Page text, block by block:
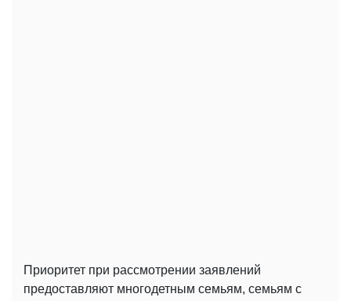
Приоритет при рассмотрении заявлений
предоставляют многодетным семьям, семьям с